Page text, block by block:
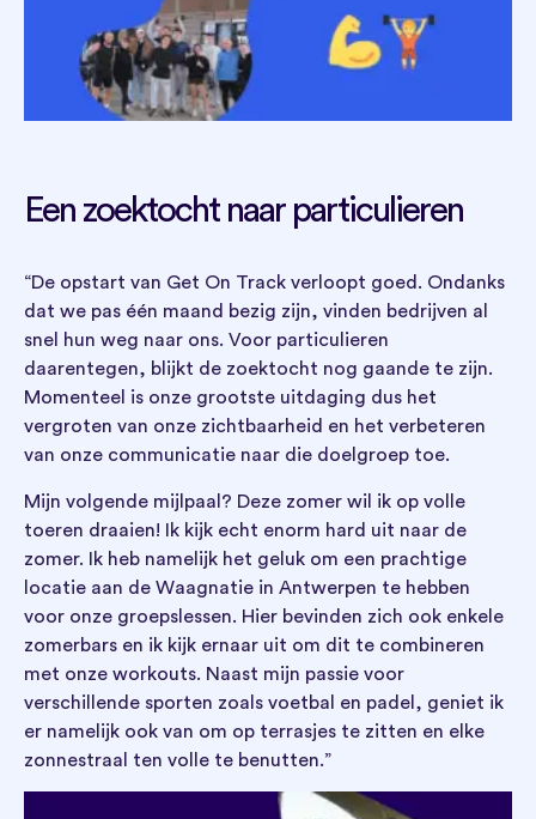
Een zoektocht naar particulieren
“De opstart van Get On Track verloopt goed. Ondanks
dat we pas één maand bezig zijn, vinden bedrijven al
snel hun weg naar ons. Voor particulieren
daarentegen, blijkt de zoektocht nog gaande te zijn.
Momenteel is onze grootste uitdaging dus het
vergroten van onze zichtbaarheid en het verbeteren
van onze communicatie naar die doelgroep toe.
Mijn volgende mijlpaal? Deze zomer wil ik op volle
toeren draaien! Ik kijk echt enorm hard uit naar de
zomer. Ik heb namelijk het geluk om een prachtige
locatie aan de Waagnatie in Antwerpen te hebben
voor onze groepslessen. Hier bevinden zich ook enkele
zomerbars en ik kijk ernaar uit om dit te combineren
met onze workouts. Naast mijn passie voor
verschillende sporten zoals voetbal en padel, geniet ik
er namelijk ook van om op terrasjes te zitten en elke
zonnestraal ten volle te benutten.”